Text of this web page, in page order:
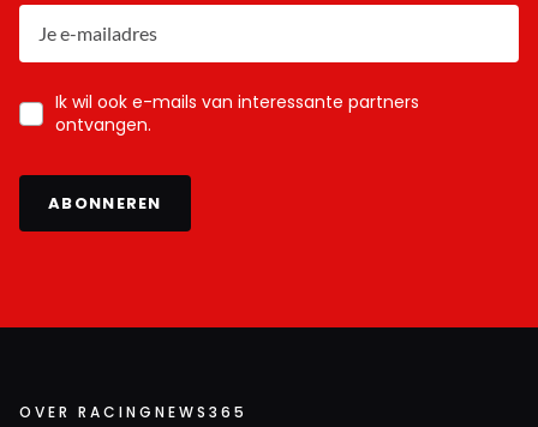
Ik wil ook e-mails van interessante partners
ontvangen.
ABONNEREN
OVER RACINGNEWS365